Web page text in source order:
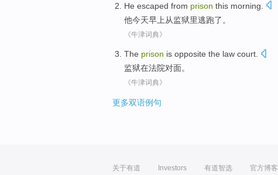
He escaped from prison this morning
他今天早上 从监狱里逃跑了 。
《牛津词典》
The prison is opposite the law court.
监狱在法院对面。
《牛津词典》
更多双语例句
关于有道 Investors 有道智选 官方博客